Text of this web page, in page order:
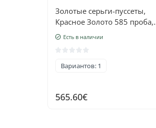
Золотые серьги-пуссеты,
Красное Золото 585 проба,
родий (покрытие) ,
Есть в наличии
Вариантов: 1
565.60€